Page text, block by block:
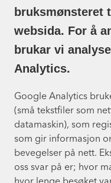
bruksmønsteret
websida. For å
brukar vi
Analytics.
Google Analytics
(små tekstfiler som
datamaskin), som
som gir informasjon
bevegelser på nett.
oss svar på er; hvor